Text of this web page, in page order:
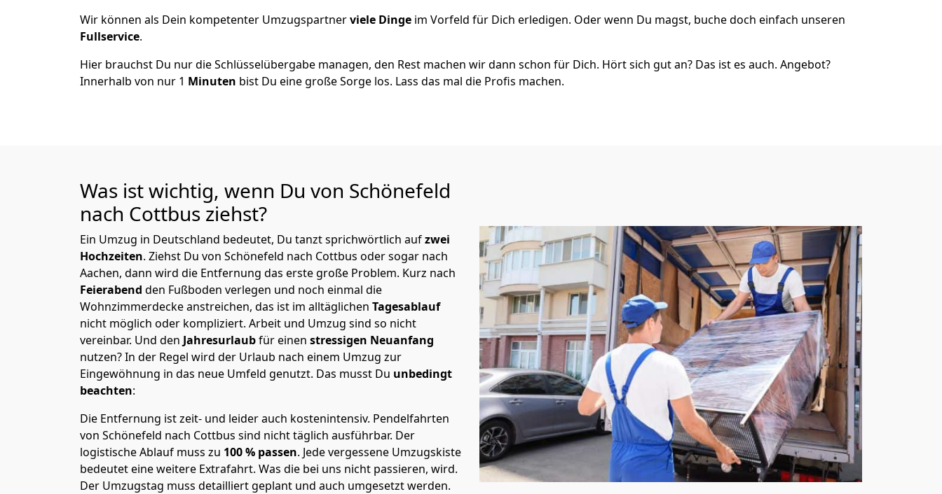
Wir können als Dein kompetenter Umzugspartnerviele Dinge im Vorfeld für Dich erledigen. Oder wenn Du magst, buche doch einfach unseren
Fullservice.
Hier brauchst Du nur die Schlüsselübergabe managen, den Rest machen wir dann schon für Dich. Hört sich gut an? Das ist es auch. Angebot?
Innerhalb von nur 1 Minuten bist Du eine große Sorge los. Lass das mal die Profis machen.
Was ist wichtig, wenn Du von Schönefeld
nach Cottbus ziehst?
Ein Umzug in Deutschland bedeutet, Du tanzt sprichwörtlich aufzwei
Hochzeiten. Ziehst Du von Schönefeld nach Cottbus oder sogar nach
Aachen, dann wird die Entfernung das erste große Problem. Kurz nach
Feierabend den Fußboden verlegen und noch einmal die
Wohnzimmerdecke anstreichen, das ist im alltäglichen Tagesablauf
nicht möglich oder kompliziert. Arbeit und Umzug sind so nicht
vereinbar. Und den Jahresurlaubfür einen stressigen Neuanfang
nutzen? In der Regel wird der Urlaub nach einem Umzug zur
Eingewöhnung in das neue Umfeld genutzt. Das musst Du unbedingt
beachten:
Die Entfernung ist zeit- und leider auch kostenintensiv. Pendelfahrten
von Schönefeld nach Cottbus sind nicht täglich ausführbar. Der
logistische Ablauf muss zu 100 % passen. Jede vergessene Umzugskiste
bedeutet eine weitere Extrafahrt. Was die bei uns nicht passieren, wird.
Der Umzugstag muss detailliert geplant und auch umgesetzt werden.